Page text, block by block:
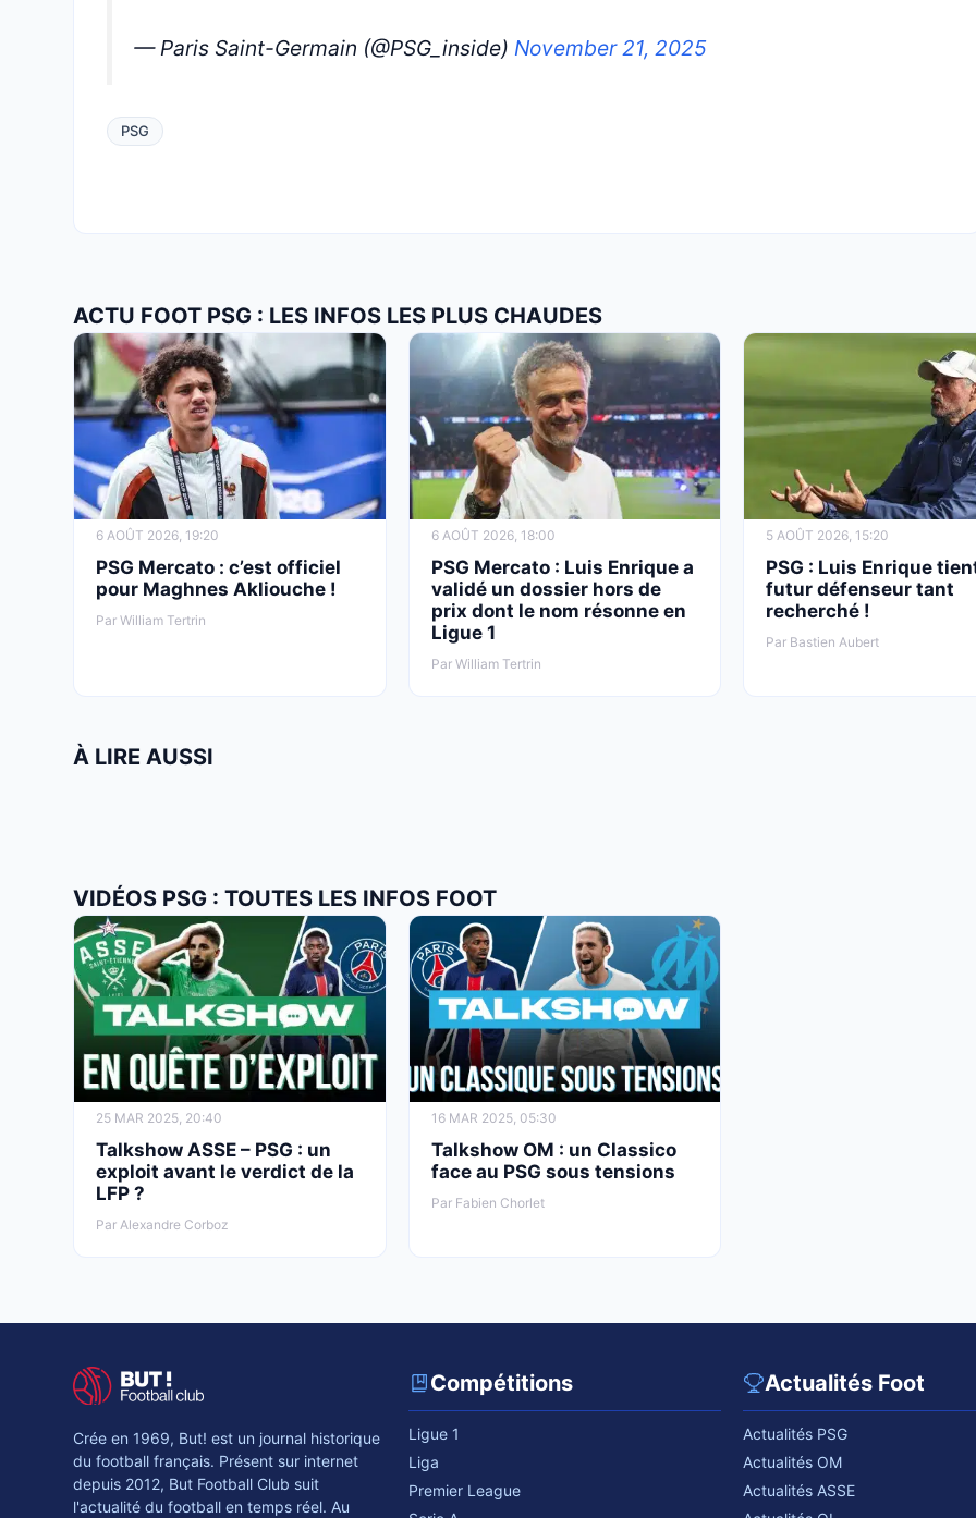
— Paris Saint-Germain (@PSG_inside) November 21, 2025
PSG
ACTU FOOT PSG : LES INFOS LES PLUS CHAUDES
6 AOÛT 2026, 19:20
PSG Mercato : c’est officiel
pour Maghnes Akliouche !
Par William Tertrin
6 AOÛT 2026, 18:00
PSG Mercato : Luis Enrique a
validé un dossier hors de
prix dont le nom résonne en
Ligue 1
Par William Tertrin
5 AOÛT 2026, 15:20
PSG : Luis Enrique
futur défenseur tant
recherché !
Par Bastien Aubert
À LIRE AUSSI
VIDÉOS PSG : TOUTES LES INFOS FOOT
25 MAR 2025, 20:40
Talkshow ASSE – PSG : un
exploit avant le verdict de la
LFP ?
Par Alexandre Corboz
16 MAR 2025, 05:30
Talkshow OM : un Classico
face au PSG sous tensions
Par Fabien Chorlet
Crée en 1969, But! est un journal historique
du football français. Présent sur internet
depuis 2012, But Football Club suit
l'actualité du football en temps réel. Au
Compétitions
Ligue 1
Liga
Premier League
Actualités Foot
Actualités PSG
Actualités OM
Actualités ASSE